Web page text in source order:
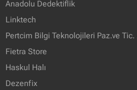
Anadolu Dedektiflik
Linktech
Pertcim Bilgi Teknolojileri Paz.ve Tic.
Fietra Store
Haskul Halı
Dezenfix